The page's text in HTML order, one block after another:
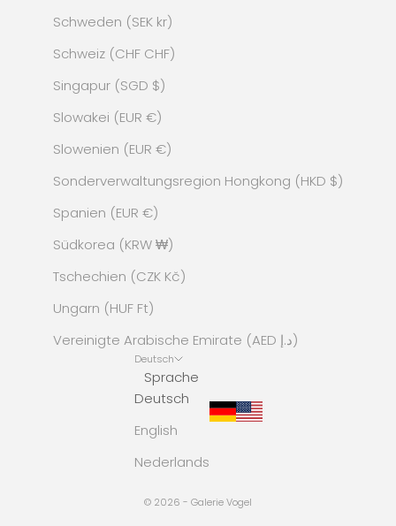
Schweden (SEK kr)
Schweiz (CHF CHF)
Singapur (SGD $)
Slowakei (EUR €)
Slowenien (EUR €)
Sonderverwaltungsregion Hongkong (HKD $)
Spanien (EUR €)
Südkorea (KRW ₩)
Tschechien (CZK Kč)
Ungarn (HUF Ft)
Vereinigte Arabische Emirate (AED د.إ)
Deutsch
Sprache
Deutsch
English
Nederlands
© 2026 - Galerie Vogel